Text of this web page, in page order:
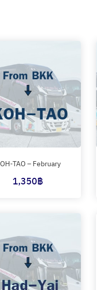
TAO – February
1,350฿